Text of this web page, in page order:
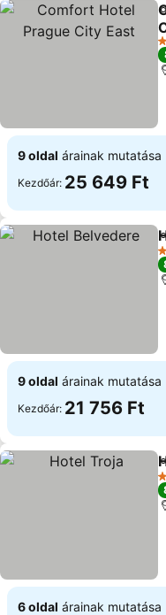
9 oldal árainak mutatása
Kezdőár: 25 649 Ft
9 oldal árainak mutatása
Kezdőár: 21 756 Ft
6 oldal árainak mutatása